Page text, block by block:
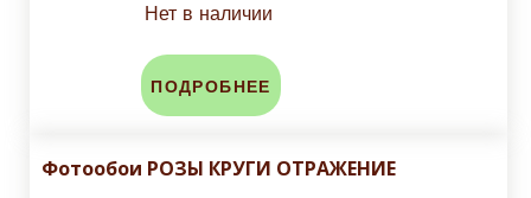
Нет в наличии
ПОДРОБНЕЕ
Фотообои РОЗЫ КРУГИ ОТРАЖЕНИЕ